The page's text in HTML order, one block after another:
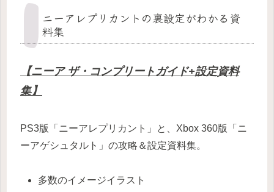
ニーアレプリカントの裏設定がわかる資
料集
【ニーア ザ・コンプリートガイド+設定資料
集】
PS3版「ニーアレプリカント」と、Xbox 360版「ニ
ーアゲシュタルト」の攻略＆設定資料集。
多数のイメージイラスト